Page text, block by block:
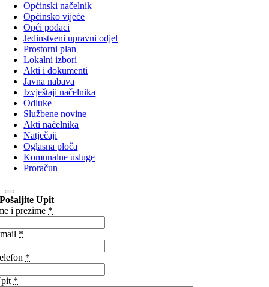
Općinski načelnik
Općinsko vijeće
Opći podaci
Jedinstveni upravni odjel
Prostorni plan
Lokalni izbori
Akti i dokumenti
Javna nabava
Izvještaji načelnika
Odluke
Službene novine
Akti načelnika
Natječaji
Oglasna ploča
Komunalne usluge
Proračun
Pošaljite Upit
i prezime *
*
*
*